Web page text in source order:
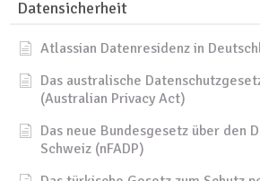
Datensicherheit
Atlassian Datenresidenz in
Das australische
(Australian Privacy Act)
Das neue Bundesgesetz über den
Schweiz (nFADP)